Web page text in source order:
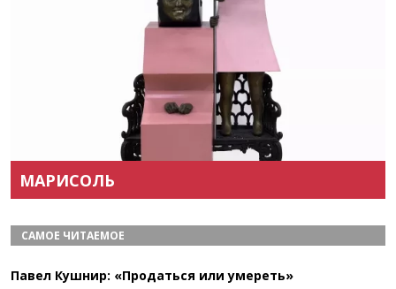
МАРИСОЛЬ
САМОЕ ЧИТАЕМОЕ
Павел Кушнир: «Продаться или умереть»